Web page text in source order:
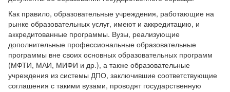
Как правило, образовательные учреждения, работающие на
рынке образовательных услуг, имеют и аккредитацию, и
аккредитованные программы. Вузы, реализующие
дополнительные профессиональные образовательные
программы вне своих основных образовательных программ
(МФТИ, МАИ, МИФИ и др.), а также образовательные
учреждения из системы ДПО, заключившие соответствующие
соглашения с такими вузами, проводят государственную